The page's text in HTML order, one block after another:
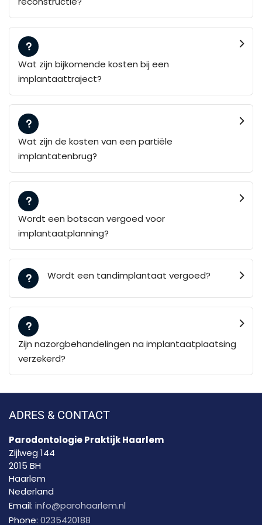
Wat zijn bijkomende kosten bij een
implantaattraject?
Wat zijn de kosten van een partiële
implantatenbrug?
Wordt een botscan vergoed voor
implantaatplanning?
Wordt een tandimplantaat vergoed?
Zijn nazorgbehandelingen na implantaatplaatsing
verzekerd?
ADRES & CONTACT
Parodontologie Praktijk Haarlem
Zijlweg 144
2015 BH
Haarlem
Nederland
Email: info@parohaarlem.nl
Phone: 0235420188